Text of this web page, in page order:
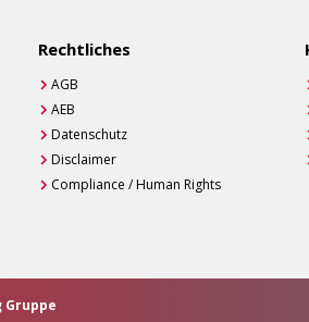
Rechtliches
AGB
AEB
Datenschutz
Disclaimer
Compliance / Human Rights